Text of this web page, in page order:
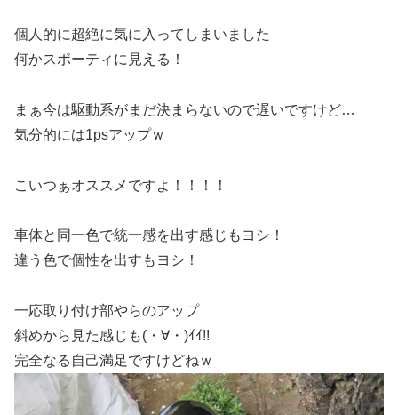
個人的に超絶に気に入ってしまいました
何かスポーティに見える！
まぁ今は駆動系がまだ決まらないので遅いですけど…
気分的には1psアップｗ
こいつぁオススメですよ！！！！
車体と同一色で統一感を出す感じもヨシ！
違う色で個性を出すもヨシ！
一応取り付け部やらのアップ
斜めから見た感じも(・∀・)ｲｲ!!
完全なる自己満足ですけどねｗ